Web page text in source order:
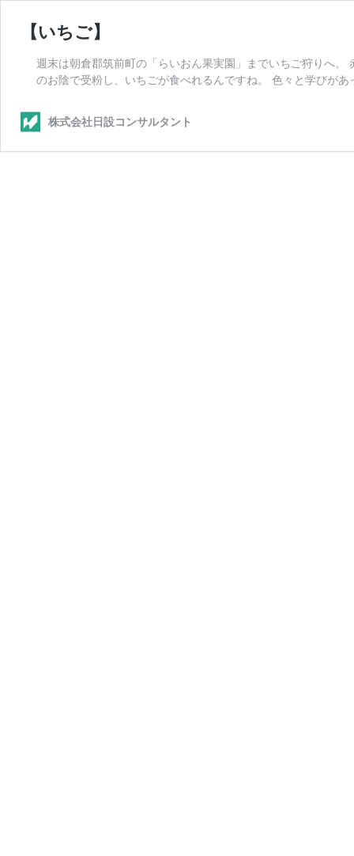
【いちご】
週末は朝倉郡筑前町の「らいおん果実園」までいちご狩りへ
のお陰で受粉し、いちごが食べれるんですね。 色々と学びがあ
株式会社日設コンサルタント